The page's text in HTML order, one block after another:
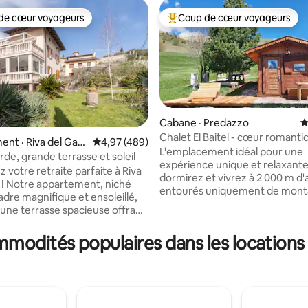
5, 180 commentaires
cœur voyageurs parmi les plus aimés
cœur voyageurs
· Riva del Gar
Note moyenne de 4,97 sur 5, 489
4,97 (489)
grande terrasse et soleil
votre retraite parfaite à Riva
! Notre appartement, niché
magnifique et ensoleillé,
terrasse spacieuse offrant
confort, des chambres
à une cuisine équipée, nous
Coup de cœur voyageurs
Coup de cœur voyageurs
Cabane · Predazzo
Chalet El Baitel - cœur
l'Alpe Lusia
L'emplacement idéal pour une
expérience unique et
dormirez et vivrez à 2 000 m
entourés uniquement de
LCD) et depuis la terrasse,
populaires dans les